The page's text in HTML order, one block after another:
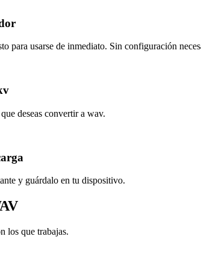
para usarse de inmediato. Sin configuración
deseas convertir a wav.
y guárdalo en tu dispositivo.
los que trabajas.